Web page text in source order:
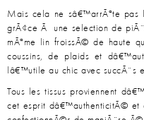
Mais cela ne sâ€™arrÃªte pas
grÃ¢ce Ã une selection de
mÃªme lin froissÃ© de haute
coussins, de plaids et
lâ€™utile au chic avec
Tous les tissus proviennent
cet esprit dâ€™authenticitÃ© et